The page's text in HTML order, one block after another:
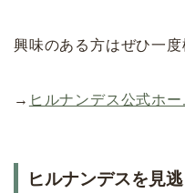
興味のある方はぜひ一
→ ヒルナンデス公式ホ
ヒルナンデスを見